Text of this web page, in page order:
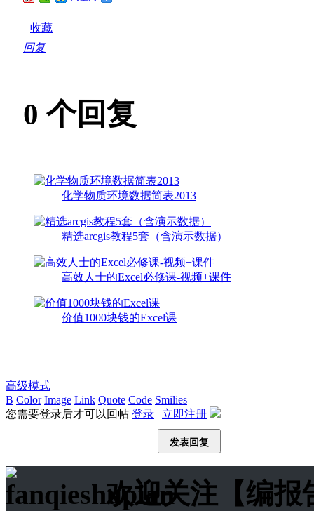
收藏
回复
0 个回复
化学物质环境数据简表2013
精选arcgis教程5套（含演示数据）
高效人士的Excel必修课-视频+课件
价值1000块钱的Excel课
高级模式
B Color Image Link Quote Code Smilies
您需要登录后才可以回帖 登录 | 立即注册
发表回复
欢迎关注【编报